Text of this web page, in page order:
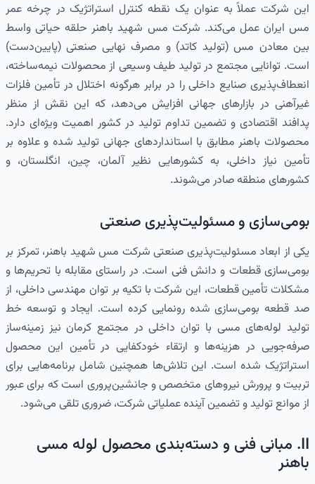
این شرکت عملاً به عنوان یک نقطه کنترل استراتژیک در چرخه عمر
مس ایران عمل می‌کند. شرکت مس شهید باهنر حلقه حیاتی واسط
بین معادن مس (تولید کاتد) و مصرف نهایی صنعتی (پایین‌دست)
است. توانایی مجتمع در تولید طیف وسیعی از محصولات نیمه‌ساخته،
انعطاف‌پذیری صنایع داخلی را در برابر هرگونه اختلال در تأمین فلزات
غیرآهنی در بازارهای جهانی افزایش می‌دهد، که این نقش از منظر
پدافند اقتصادی و تضمین تداوم تولید در کشور اهمیت ویژه‌ای دارد.
محصولات باهنر مطابق با استانداردهای جهانی تولید شده و علاوه بر
تأمین نیاز داخلی، به کشورهایی نظیر آلمان، چین، انگلستان، و
کشورهای منطقه صادر می‌شوند.
بومی‌سازی و مسئولیت‌پذیری صنعتی
یکی از ابعاد مسئولیت‌پذیری صنعتی شرکت مس شهید باهنر، تمرکز بر
بومی‌سازی قطعات و دانش فنی است. در راستای مقابله با تحریم‌ها و
مشکلات تأمین قطعات، این شرکت با تکیه بر توان مهندسی داخلی، از
صد قطعه بومی‌سازی شده رونمایی کرده است. ایجاد و توسعه خط
تولید لوله‌های مسی با توان داخلی در مجتمع کرمان نیز زمینه‌ساز
صرفه‌جویی در هزینه‌ها و ارتقاء خودکفایی در تأمین این محصول
استراتژیک شده است. این تلاش‌ها همچنین شامل برنامه‌هایی برای
تربیت و پرورش نیروهای متخصص و جانشین‌پروری است که برای عبور
از موانع تولید و تضمین آینده عملیاتی شرکت، ضروری تلقی می‌شود.
II. مبانی فنی و دسته‌بندی محصول لوله مسی
باهنر